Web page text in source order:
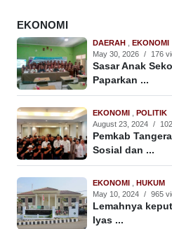
EKONOMI
DAERAH
EKONOMI
May 30, 2026 / 176
Sasar Anak
Paparkan ...
EKONOMI
POLITIK
August 23, 2024 /
Pemkab
Sosial dan ...
EKONOMI
HUKUM
May 10, 2024 / 965
Lemahnya
Iyas ...